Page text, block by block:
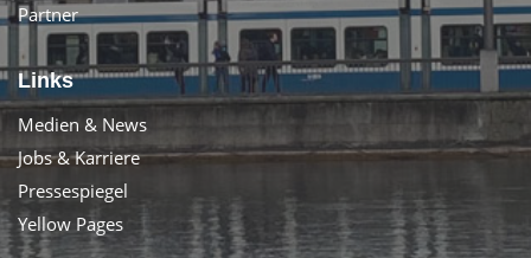
Partner
Links
Medien & News
Jobs & Karriere
Pressespiegel
Yellow Pages